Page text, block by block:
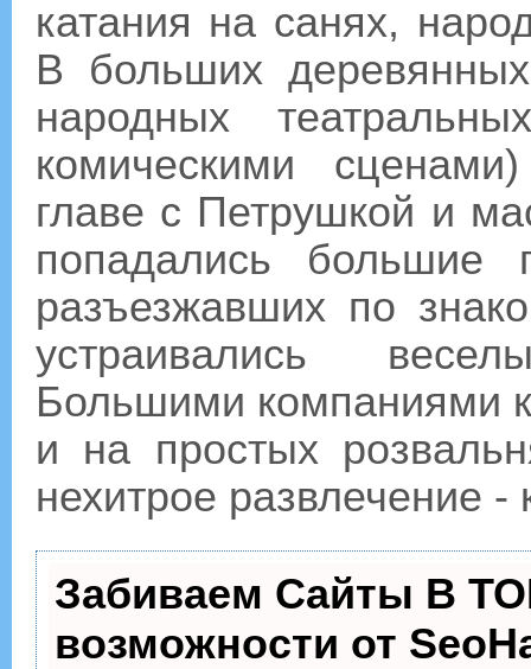
катания на санях,
В больших
народных
комическими
главе с Петрушкой и
попадались большие
разъезжавших по
устраивались
Большими компаниями
и на простых
нехитрое развлечение -
Забиваем Сайты В
возможности от